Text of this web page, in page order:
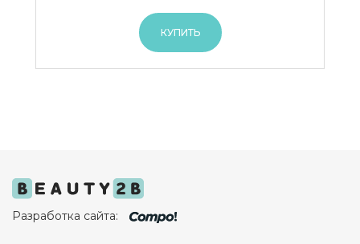
КУПИТЬ
Разработка сайта: